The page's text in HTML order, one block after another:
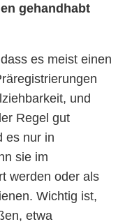
gehandhabt
es meist einen
und
Regel gut
es nur in
sie im
werden oder als
Wichtig ist,
etwa